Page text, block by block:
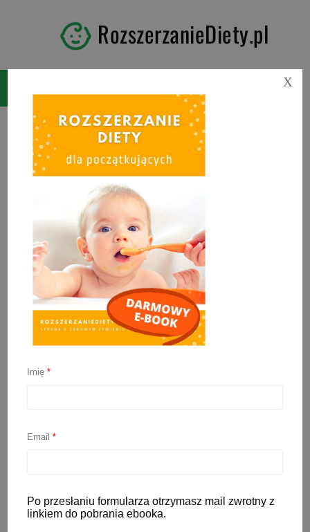
RozszerzanieDiety.pl
Bananowe babeczki misie
przepis bez cukru
Bananowe babeczki misieto idealna
opcja! Są miękkie, słodkie dzięki
Imię*
Email*
Po przesłaniu formularza otrzymasz mail zwrotny z
linkiem do pobrania ebooka.
X